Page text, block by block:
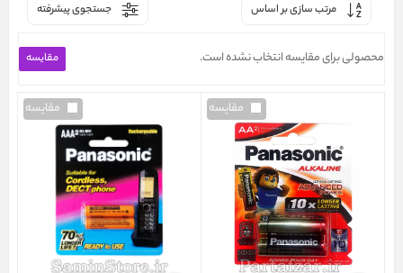
مرتب سازی بر اساس جستجوی پیشرفته
محصولی برای مقایسه انتخاب نشده است.
مقایسه مقایسه